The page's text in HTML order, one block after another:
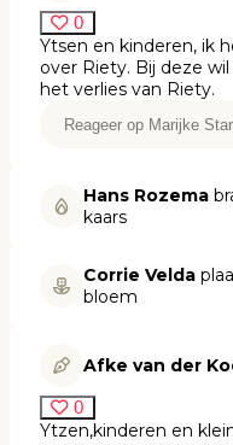
0
Ytsen en kinderen, ik
over Riety. Bij deze
het verlies van Riety.
Hans Rozema
kaars
Corrie Velda
bloem
Afke van der
0
Ytzen,kinderen en